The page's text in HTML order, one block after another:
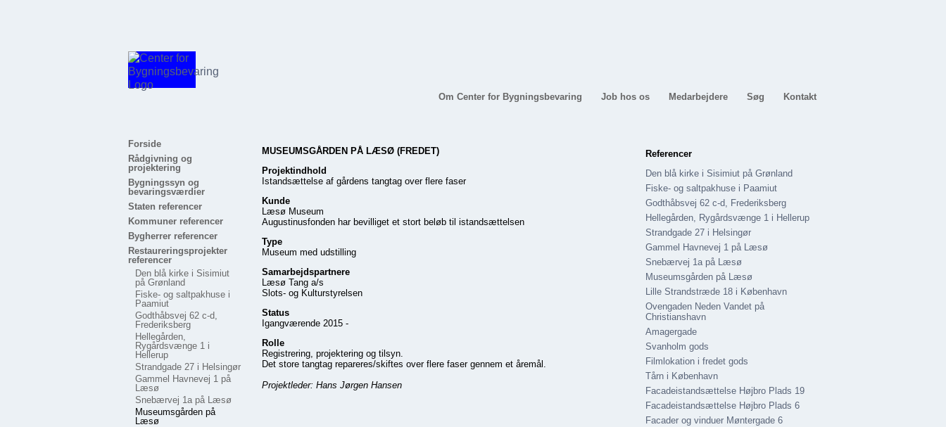
Om Center for Bygningsbevaring Job hos os Medarbejdere Søg Kontakt
MUSEUMSGÅRDEN PÅ LÆSØ (FREDET)
Projektindhold
Istandsættelse af gårdens tangtag over flere faser
Kunde
Læsø Museum
Augustinusfonden har bevilliget et stort beløb til istandsættelsen
Type
Museum med udstilling
Samarbejdspartnere
Læsø Tang a/s
Slots- og Kulturstyrelsen
Status
Igangværende 2015 -
Rolle
Registrering, projektering og tilsyn.
Det store tangtag repareres/skiftes over flere faser gennem et åremål.
Projektleder: Hans Jørgen Hansen
Referencer
Den blå kirke i Sisimiut på Grønland
Fiske- og saltpakhuse i Paamiut
Godthåbsvej 62 c-d, Frederiksberg
Hellegården, Rygårdsvænge 1 i Hellerup
Strandgade 27 i Helsingør
Gammel Havnevej 1 på Læsø
Snebærvej 1a på Læsø
Museumsgården på Læsø
Lille Strandstræde 18 i København
Ovengaden Neden Vandet på
Christianshavn
Amagergade
Svanholm gods
Filmlokation i fredet gods
Tårn i København
Facadeistandsættelse Højbro Plads 19
Facadeistandsættelse Højbro Plads 6
Facader og vinduer Møntergade 6
Forside
Rådgivning og
projektering
Bygningssyn og
bevaringsværdier
Staten referencer
Kommuner referencer
Bygherrer referencer
Restaureringsprojekter
referencer
Den blå kirke i Sisimiut
på Grønland
Fiske- og saltpakhuse i
Paamiut
Godthåbsvej 62 c-d,
Frederiksberg
Hellegården,
Rygårdsvænge 1 i
Hellerup
Strandgade 27 i Helsingør
Gammel Havnevej 1 på
Læsø
Snebærvej 1a på Læsø
Museumsgården på
Læsø